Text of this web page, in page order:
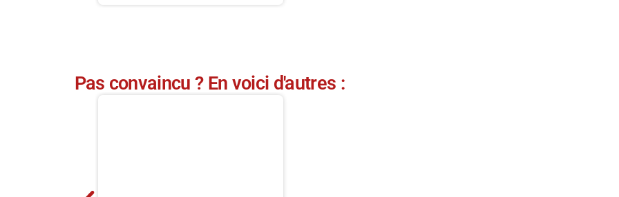
Pas convaincu ? En voici d'autres :